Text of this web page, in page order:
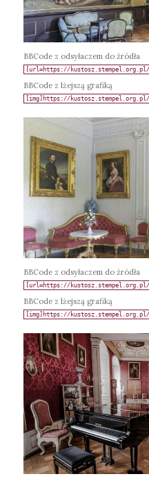
BBCode z odsyłaczem do źródła
BBCode z lżejszą grafiką
BBCode z odsyłaczem do źródła
BBCode z lżejszą grafiką